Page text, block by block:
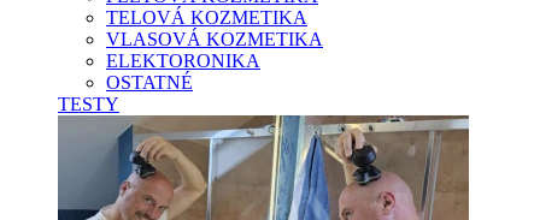
TELOVÁ KOZMETIKA
VLASOVÁ KOZMETIKA
ELEKTORONIKA
OSTATNÉ
TESTY